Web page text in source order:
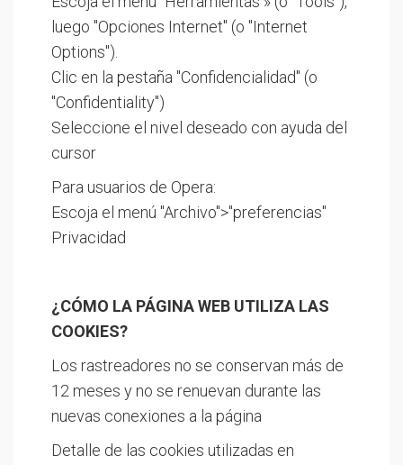
luego "Opciones Internet" (o "Internet
Options").
Clic en la pestaña "Confidencialidad" (o
"Confidentiality")
Seleccione el nivel deseado con ayuda del
cursor
Para usuarios de Opera:
Escoja el menú "Archivo">"preferencias"
Privacidad
¿CÓMO LA PÁGINA WEB UTILIZA LAS
COOKIES?
Los rastreadores no se conservan más de
12 meses y no se renuevan durante las
nuevas conexiones a la página
Detalle de las cookies utilizadas en